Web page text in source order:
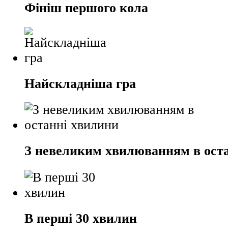
Фініш першого кола
Найскладніша гра
З невеликим хвилюванням в
В перші 30 хвилин